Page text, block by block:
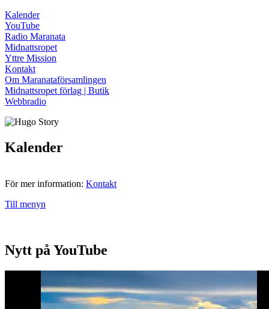
Kalender
YouTube
Radio Maranata
Midnattsropet
Yttre Mission
Kontakt
Om Maranataförsamlingen
Midnattsropet förlag | Butik
Webbradio
Kalender
För mer information: Kontakt
Till menyn
Nytt på YouTube